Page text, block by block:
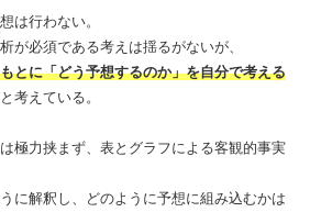
は行わない。
が必須である考えは揺るがないが、
とに「どう予想するのか」を自分で考える
考えている。
極力挟まず、表とグラフによる客観的事実
に解釈し、どのように予想に組み込むかは